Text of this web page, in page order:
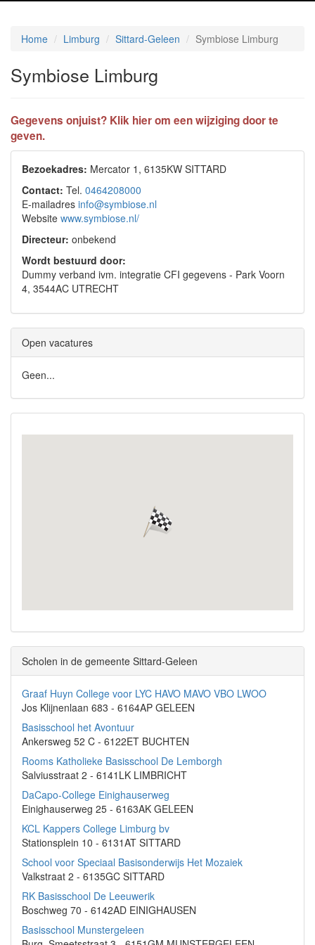
Home Limburg Sittard-Geleen Symbiose Limburg
Symbiose Limburg
Gegevens onjuist? Klik hier om een wijziging door te
geven.
Bezoekadres: Mercator 1, 6135KW SITTARD
Contact: Tel. 0464208000
E-mailadres info@symbiose.nl
Website www.symbiose.nl/
Directeur: onbekend
Wordt bestuurd door:
Dummy verband ivm. integratie CFI gegevens - Park Voorn
4, 3544AC UTRECHT
Open vacatures
Geen...
Scholen in de gemeente Sittard-Geleen
Graaf Huyn College voor LYC HAVO MAVO VBO LWOO
Jos Klijnenlaan 683 - 6164AP GELEEN
Basisschool het Avontuur
Ankersweg 52 C - 6122ET BUCHTEN
Rooms Katholieke Basisschool De Lemborgh
Salviusstraat 2 - 6141LK LIMBRICHT
DaCapo-College Einighauserweg
Einighauserweg 25 - 6163AK GELEEN
KCL Kappers College Limburg bv
Stationsplein 10 - 6131AT SITTARD
School voor Speciaal Basisonderwijs Het Mozaiek
Valkstraat 2 - 6135GC SITTARD
RK Basisschool De Leeuwerik
Boschweg 70 - 6142AD EINIGHAUSEN
Basisschool Munstergeleen